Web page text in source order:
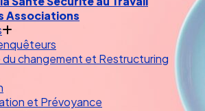
changement et Restructuring
et Prévoyance
pénale